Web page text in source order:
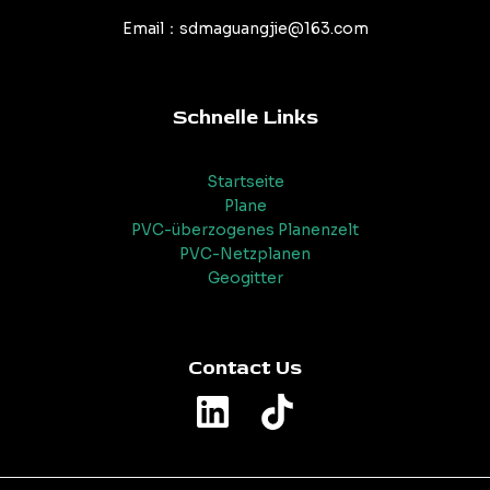
Email：sdmaguangjie@163.com
Schnelle Links
Startseite
Plane
PVC-überzogenes Planenzelt
PVC-Netzplanen
Geogitter
Contact Us